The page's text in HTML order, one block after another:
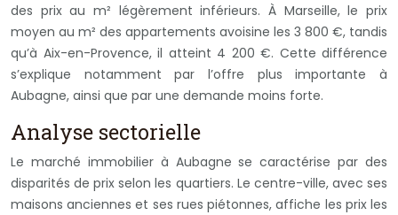
des prix au m² légèrement inférieurs. À Marseille, le prix
moyen au m² des appartements avoisine les 3 800 €, tandis
qu’à Aix-en-Provence, il atteint 4 200 €. Cette différence
s’explique notamment par l’offre plus importante à
Aubagne, ainsi que par une demande moins forte.
Analyse sectorielle
Le marché immobilier à Aubagne se caractérise par des
disparités de prix selon les quartiers. Le centre-ville, avec ses
maisons anciennes et ses rues piétonnes, affiche les prix les